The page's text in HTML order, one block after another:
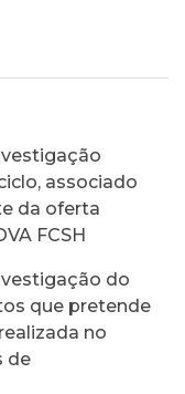
associado
da oferta
FCSH
do
que pretende
no
de